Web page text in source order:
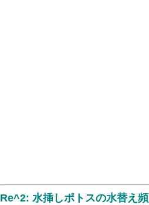
Re^2: 水挿しポトスの水替え